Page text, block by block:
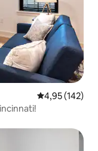
4,95 (142)